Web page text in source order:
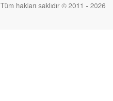
Tüm hakları saklıdır © 2011 - 2026